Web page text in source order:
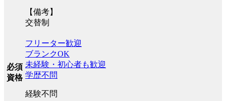
【備考】
交替制
必須
資格
フリーター歓迎
ブランクOK
未経験・初心者も歓迎
学歴不問
経験不問